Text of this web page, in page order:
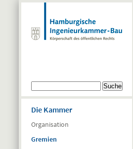
Suchformular
Die Kammer
Organisation
Gremien